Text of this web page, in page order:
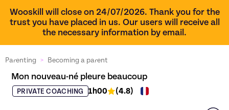
Wooskill will close on 24/07/2026. Thank you for the
trust you have placed in us. Our users will receive all
the necessary information by email.
Parenting > Becoming a parent
Mon nouveau-né pleure beaucoup
PRIVATE COACHING 1h00 (4.8)